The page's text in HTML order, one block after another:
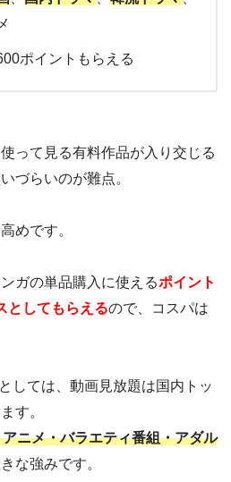
ポイントもらえる
って見る有料作品が入り交じる
づらいのが難点。
めです。
ガの単品購入に使えるポイント
としてもらえるので、コスパは
しては、動画見放題は国内トッ
す。
ニメ・バラエティ番組・アダル
な強みです。